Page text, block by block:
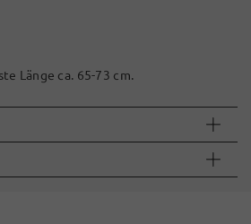
Länge ca. 65-73 cm.